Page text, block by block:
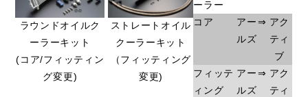
ラウンドオイルク
ーラーキット
(コア/フィッティン
グ変更)
ストレートオイル
クーラーキット
（フィッティング
変更)
ーラー
コア
アー
ルズ
⇒ アク
ティ
ブ
フィッテ
ィング
アー
ルズ
⇒ アク
ティ